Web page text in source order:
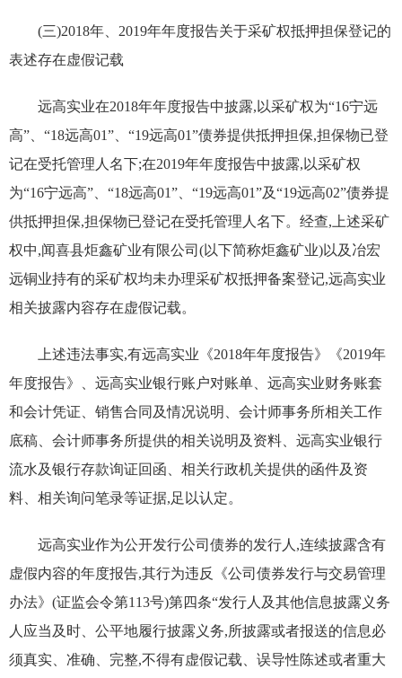
(三)2018年、2019年年度报告关于采矿权抵押担保登记的
表述存在虚假记载
远高实业在2018年年度报告中披露,以采矿权为“16宁远
高”、“18远高01”、“19远高01”债券提供抵押担保,担保物已登
记在受托管理人名下;在2019年年度报告中披露,以采矿权
为“16宁远高”、“18远高01”、“19远高01”及“19远高02”债券提
供抵押担保,担保物已登记在受托管理人名下。经查,上述采矿
权中,闻喜县炬鑫矿业有限公司(以下简称炬鑫矿业)以及冶宏
远铜业持有的采矿权均未办理采矿权抵押备案登记,远高实业
相关披露内容存在虚假记载。
上述违法事实,有远高实业《2018年年度报告》《2019年
年度报告》、远高实业银行账户对账单、远高实业财务账套
和会计凭证、销售合同及情况说明、会计师事务所相关工作
底稿、会计师事务所提供的相关说明及资料、远高实业银行
流水及银行存款询证回函、相关行政机关提供的函件及资
料、相关询问笔录等证据,足以认定。
远高实业作为公开发行公司债券的发行人,连续披露含有
虚假内容的年度报告,其行为违反《公司债券发行与交易管理
办法》(证监会令第113号)第四条“发行人及其他信息披露义务
人应当及时、公平地履行披露义务,所披露或者报送的信息必
须真实、准确、完整,不得有虚假记载、误导性陈述或者重大